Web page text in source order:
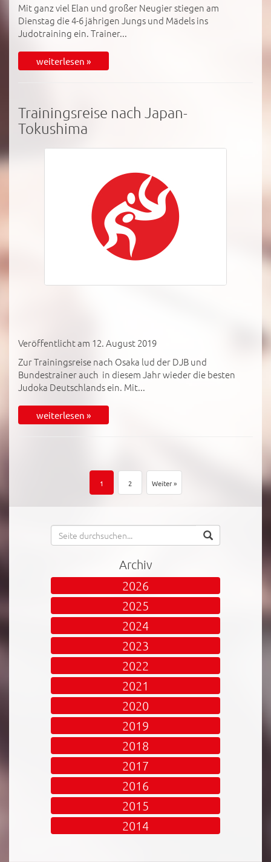
Mit ganz viel Elan und großer Neugier stiegen am
Dienstag die 4-6 jährigen Jungs und Mädels ins
Judotraining ein. Trainer...
weiterlesen »
Trainingsreise nach Japan-
Tokushima
Veröffentlicht am 12. August 2019
Zur Trainingsreise nach Osaka lud der DJB und
Bundestrainer auch in diesem Jahr wieder die besten
Judoka Deutschlands ein. Mit...
weiterlesen »
1 2 Weiter »
Archiv
2026
2025
2024
2023
2022
2021
2020
2019
2018
2017
2016
2015
2014